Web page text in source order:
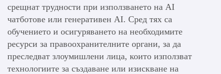
срещнат трудности при използването на AI
чатботове или генеративен AI. Сред тях са
обучението и осигуряването на необходимите
ресурси за правоохранителните органи, за да
преследват злоумишлени лица, които използват
технологиите за създаване или изискване на